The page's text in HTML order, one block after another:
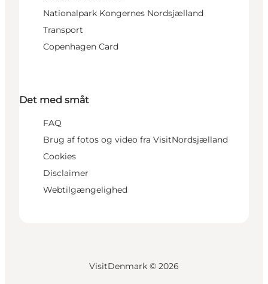
Nationalpark Kongernes Nordsjælland
Transport
Copenhagen Card
Det med småt
FAQ
Brug af fotos og video fra VisitNordsjælland
Cookies
Disclaimer
Webtilgængelighed
VisitDenmark © 2026